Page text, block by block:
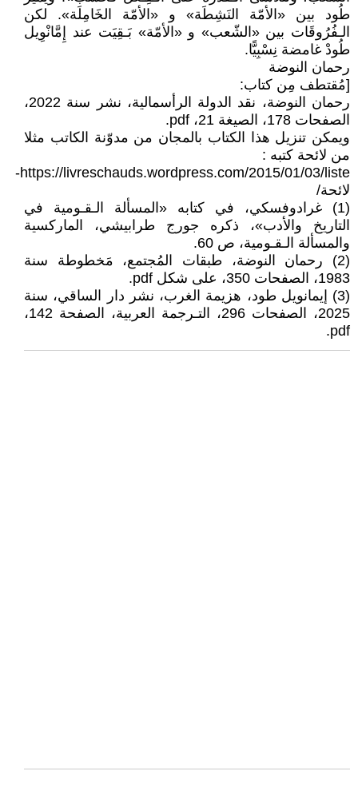
طُود بين «الأمّة النَشِطَة» و «الأمّة الخَامِلَة». لكن
الـفُرُوقَات بين «الشّعب» و «الأمّة» بَـقِيَت عند إِمَّانْوِيل
طُودْ غامضة نِسْبِيًّا.
رحمان النوضة
[مُقتطف مِن كتاب:
رحمان النوضة، نقد الدولة الرأسمالية، نشر سنة 2022،
الصفحات 178، الصيغة 21، pdf.
ويمكن تنزيل هذا الكتاب بالمجان من مدوّنة الكاتب مثلا
من لائحة كتبه :
https://livreschauds.wordpress.com/2015/01/03/liste-
لائحة/
(1) غرادوفسكي، في كتابه «المسألة الـقـومية في
التاريخ والأدب»، ذكره جورج طرابيشي، الماركسية
والمسألة الـقـومية، ص 60.
(2) رحمان النوضة، طبقات المُجتمع، مَخطوطة سنة
1983، الصفحات 350، على شكل pdf.
(3) إيمانويل طود، هزيمة الغرب، نشر دار الساقي، سنة
2025، الصفحات 296، التـرجمة العربية، الصفحة 142،
pdf.